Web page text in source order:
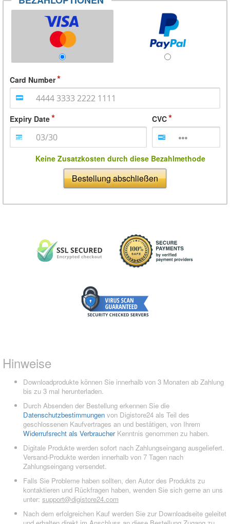
Card Number
Expiry Date CVC
Keine Zusatzkosten durch diese Bezahlmethode
Bestellung abschließen
Hinweise
Downloadprodukte können Sie innerhalb von 3 Monaten ab Zahlung
bis zu 3 mal herunterladen.
Durch Absenden der Bestellung erkennen Sie die
Datenschutzbestimmungen von Digistore24 als Teil des
geschlossenen Kaufvertrages an und bestätigen, von Ihrem
Widerrufsrecht als VerbraucherKenntnis genommen zu haben.
Digitale Produkte werden sofort nach Zahlungseingang ausgeliefert.
Versand-Produkte werden innerhalb von 7 Tagen nach
Zahlungseingang versendet.
Falls Sie Probleme haben sollten, den Autor des Produkts zu
kontaktieren und Rückfragen haben, wenden Sie sich gerne an uns
unter: support@digistore24.com
Nach dem erfolgreichen Kauf werden Sie zur Downloadseite geleitet